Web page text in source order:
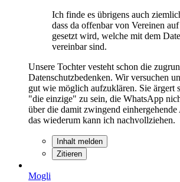
Ich finde es übrigens auch
dass da offenbar von Vereinen
gesetzt wird, welche mit dem
vereinbar sind.
Unsere Tochter vesteht schon die
Datenschutzbedenken. Wir versuchen
gut wie möglich aufzuklären. Sie ärgert
"die einzige" zu sein, die WhatsApp
über die damit zwingend
das wiederum kann ich nachvollziehen.
Inhalt melden
Zitieren
Mogli